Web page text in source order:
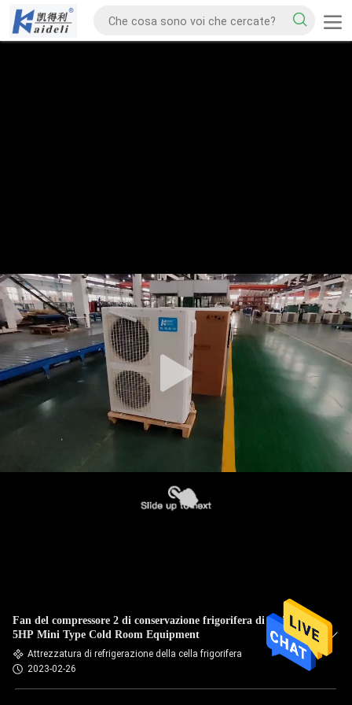
Fan del compressore 2 di conservazione frigorifera di Kaideli
5HP Mini Type Cold Room Equipment
Attrezzatura di refrigerazione della cella frigorifera
2023-02-26